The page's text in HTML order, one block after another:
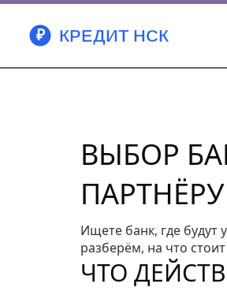
ВЫБОР
ПАРТНЁРУ
Ищете банк, где будут
разберём, на что
ЧТО